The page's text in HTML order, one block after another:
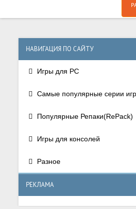
НАВИГАЦИЯ ПО САЙТУ
Игры для PC
Самые популярные серии игр
Популярные Репаки(RePack)
Игры для консолей
Разное
РЕКЛАМА